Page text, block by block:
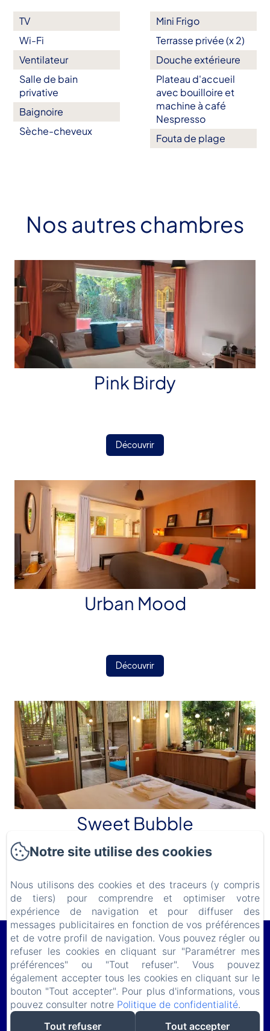
TV
Wi-Fi
Ventilateur
Salle de bain
privative
Baignoire
Sèche-cheveux
Mini Frigo
Terrasse privée (x 2)
Douche extérieure
Plateau d'accueil
avec bouilloire et
machine à café
Nespresso
Fouta de plage
Nos autres chambres
Pink Birdy
Découvrir
Urban Mood
Découvrir
Sweet Bubble
Découvrir
Le Lodge du Cap Ferret
11 Avenue de Bordeaux, Le Cap Ferret, 33970, France
lelodgeduferret@gmail.com
(+ 33) 618 982 703
Notre site utilise des cookies
Nous utilisons des cookies et des traceurs (y compris
de tiers) pour comprendre et optimiser votre
expérience de navigation et pour diffuser des
messages publicitaires en fonction de vos préférences
et de votre profil de navigation. Vous pouvez régler ou
refuser les cookies en cliquant sur "Paramétrer mes
préférences" ou "Tout refuser". Vous pouvez
également accepter tous les cookies en cliquant sur le
bouton "Tout accepter". Pour plus d'informations, vous
pouvez consulter notre Politique de confidentialité.
Tout refuser
Tout accepter